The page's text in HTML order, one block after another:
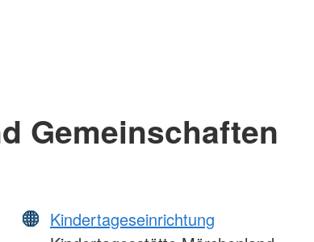
Gemeinschaften
Kindertageseinrichtung